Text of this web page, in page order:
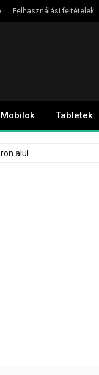
Felhasználási feltételek
Mobilok Tabletek
alul